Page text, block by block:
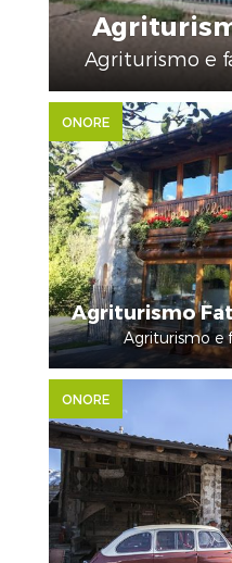
Agriturismo e
ONORE
Agriturismo
Agriturismo e
ONORE